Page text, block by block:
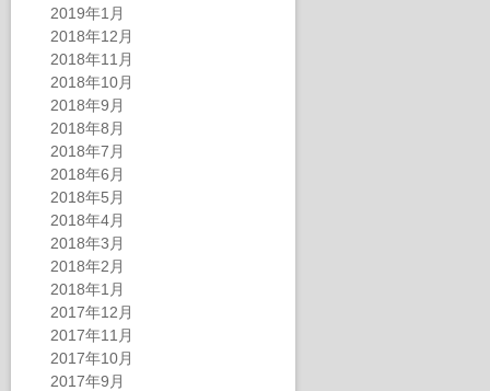
2019年1月
2018年12月
2018年11月
2018年10月
2018年9月
2018年8月
2018年7月
2018年6月
2018年5月
2018年4月
2018年3月
2018年2月
2018年1月
2017年12月
2017年11月
2017年10月
2017年9月